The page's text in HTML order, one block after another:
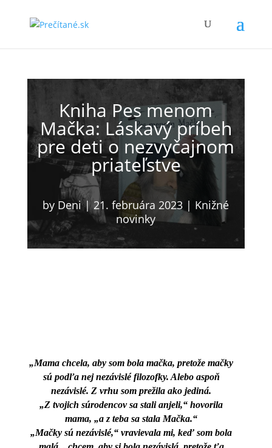
Kniha Pes menom
Mačka: Láskavý príbeh
pre deti o nezvyčajnom
priateľstve
by Deni|21. februára 2023 | Knižné
novinky
„Mama chcela, aby som bola mačka, pretože mačky
sú podľa nej nezávislé filozofky. Alebo aspoň
nezávislé. Z vrhu som prežila ako jediná.
„Z tvojich súrodencov sa stali anjeli,“ hovorila
mama, „a z teba sa stala Mačka.“
„Mačky sú nezávislé,“ vravievala mi, keď som bola